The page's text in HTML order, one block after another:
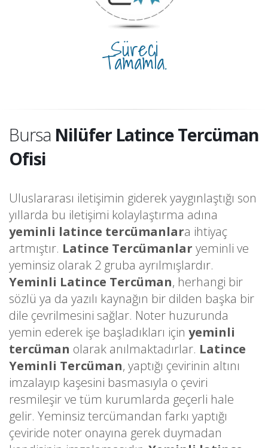
Süreci
Tamamla.
Bursa Nilüfer Latince Tercüman
Ofisi
Uluslararası iletişimin giderek yaygınlaştığı son
yıllarda bu iletişimi kolaylaştırma adına
yeminli latince tercümanlara ihtiyaç
artmıştır. Latince Tercümanlar yeminli ve
yeminsiz olarak 2 gruba ayrılmışlardır.
Yeminli Latince Tercüman, herhangi bir
sözlü ya da yazılı kaynağın bir dilden başka bir
dile çevrilmesini sağlar. Noter huzurunda
yemin ederek işe başladıkları için yeminli
tercüman olarak anılmaktadırlar. Latince
Yeminli Tercüman, yaptığı çevirinin altını
imzalayıp kaşesini basmasıyla o çeviri
resmileşir ve tüm kurumlarda geçerli hale
gelir. Yeminsiz tercümandan farkı yaptığı
çeviride noter onayına gerek duymadan